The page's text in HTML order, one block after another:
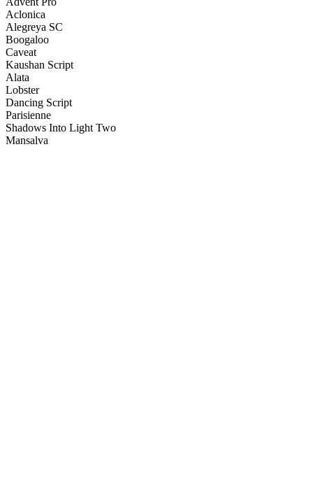
Aclonica
Alegreya SC
Boogaloo
Caveat
Kaushan Script
Alata
Lobster
Dancing Script
Parisienne
Shadows Into Light Two
Mansalva